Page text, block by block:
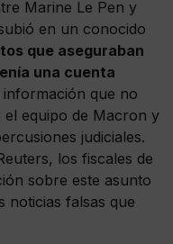
Marine Le Pen y
en un conocido
que aseguraban
una cuenta
información que no
el equipo de Macron y
judiciales.
los fiscales de
sobre este asunto
noticias falsas que